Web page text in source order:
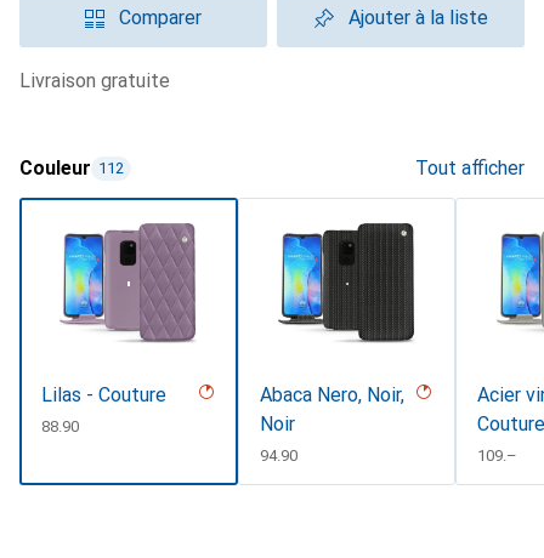
Comparer Ajouter à la liste
livraison gratuite
Couleur 112 Tout afficher
Lilas - Couture
CHF
88.90
Abaca Nero, Noir,
Noir
CHF
94.90
Acier
CHF
109.–